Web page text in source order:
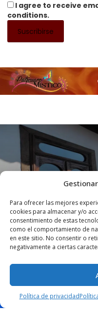
Para ofrecer las mejores
cookies para almacenar y/o
consentimiento de estas
como el comportamiento de
en este sitio. No consentir o
negativamente a ciertas
Política de privacidad
I agree to receive
conditions.
Casa de
Casa de Pátzcuaroes
toma otro matiz.